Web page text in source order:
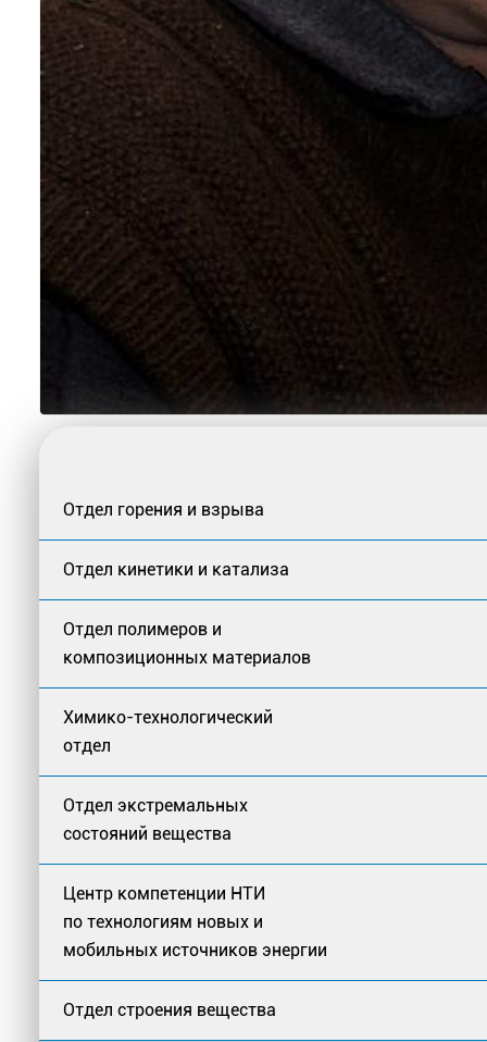
Отдел горения и взрыва
Отдел кинетики и катализа
Отдел полимеров и
композиционных материалов
Химико-технологический
отдел
Отдел экстремальных
состояний вещества
Центр компетенции НТИ
по технологиям новых и
мобильных источников энергии
Отдел строения вещества